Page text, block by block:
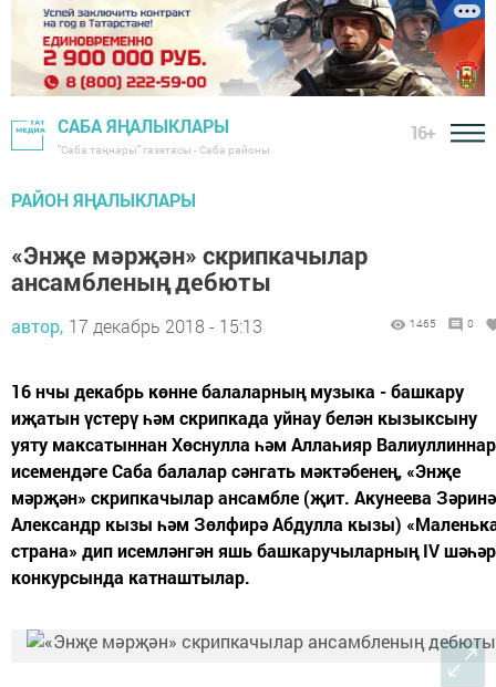
САБА ЯҢАЛЫКЛАРЫ
"Саба таңнары" газетасы - Саба районы
16+
РАЙОН ЯҢАЛЫКЛАРЫ
«Энҗе мәрҗән» скрипкачылар
ансамбленың дебюты
автор, 17 декабрь 2018 - 15:13 1465 0
16 нчы декабрь көнне балаларның музыка - башкару
иҗатын үстерү һәм скрипкада уйнау белән кызыксыну
уяту максатыннан Хөснулла һәм Аллаһияр Валиуллиннар
исемендәге Саба балалар сәнгать мәктәбенең, «Энҗе
мәрҗән» скрипкачылар ансамбле (җит. Акунеева Зәринә
Александр кызы һәм Зөлфирә Абдулла кызы)
страна» дип исемләнгән яшь башкаручыларның IV шәһәр
конкурсында катнаштылар.